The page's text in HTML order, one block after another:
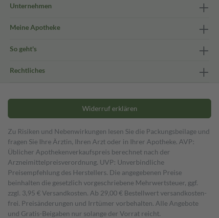
Unternehmen
Meine Apotheke
So geht's
Rechtliches
Widerruf erklären
Zu Risiken und Nebenwirkungen lesen Sie die Packungsbeilage und
fragen Sie Ihre Ärztin, Ihren Arzt oder in Ihrer Apotheke. AVP:
Üblicher Apothekenverkaufspreis berechnet nach der
Arzneimittelpreisverordnung. UVP: Unverbindliche
Preisempfehlung des Herstellers. Die angegebenen Preise
beinhalten die gesetzlich vorgeschriebene Mehrwertsteuer, ggf.
zzgl. 3,95 € Versandkosten. Ab 29,00 € Bestell­wert versand­kosten­
frei. Preisänderungen und Irrtümer vorbehalten. Alle Angebote
und Gratis-Beigaben nur solange der Vorrat reicht.